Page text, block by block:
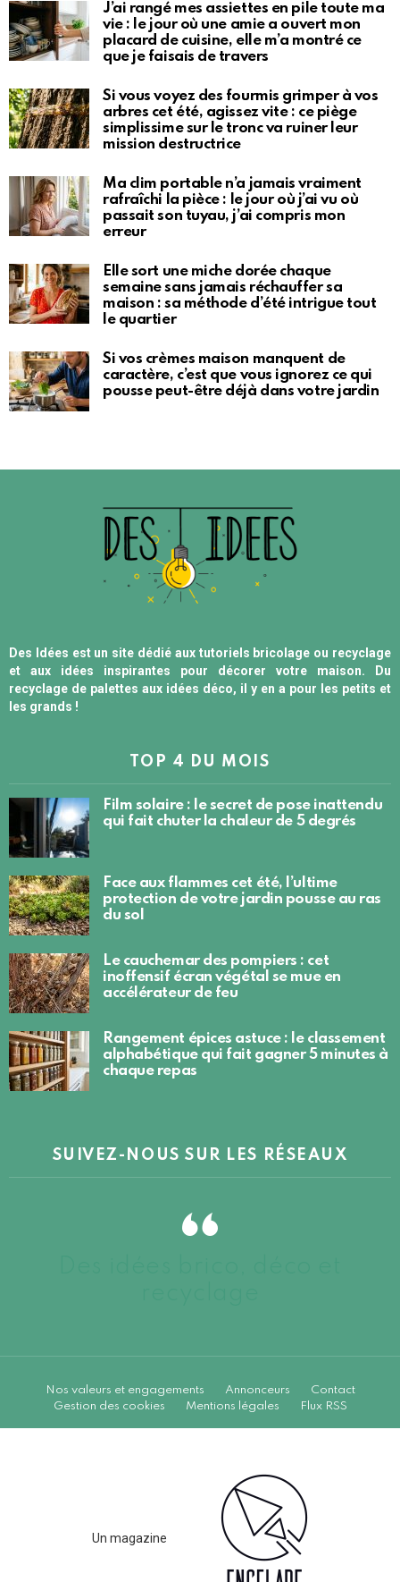
J’ai rangé mes assiettes en pile toute ma
vie : le jour où une amie a ouvert mon
placard de cuisine, elle m’a montré ce
que je faisais de travers
Si vous voyez des fourmis grimper à vos
arbres cet été, agissez vite : ce piège
simplissime sur le tronc va ruiner leur
mission destructrice
Ma clim portable n’a jamais vraiment
rafraîchi la pièce : le jour où j’ai vu où
passait son tuyau, j’ai compris mon
erreur
Elle sort une miche dorée chaque
semaine sans jamais réchauffer sa
maison : sa méthode d’été intrigue tout
le quartier
Si vos crèmes maison manquent de
caractère, c’est que vous ignorez ce qui
pousse peut-être déjà dans votre jardin
Des Idées est un site dédié aux tutoriels bricolage ou recyclage
et aux idées inspirantes pour décorer votre maison. Du
recyclage de palettes aux idées déco, il y en a pour les petits et
les grands !
TOP 4 DU MOIS
Film solaire : le secret de pose inattendu
qui fait chuter la chaleur de 5 degrés
Face aux flammes cet été, l’ultime
protection de votre jardin pousse au ras
du sol
Le cauchemar des pompiers : cet
inoffensif écran végétal se mue en
accélérateur de feu
Rangement épices astuce : le classement
alphabétique qui fait gagner 5 minutes à
chaque repas
SUIVEZ-NOUS SUR LES RÉSEAUX
Nos valeurs et engagements Annonceurs
Contact
Gestion des cookies
Mentions légales Flux RSS
Un magazine